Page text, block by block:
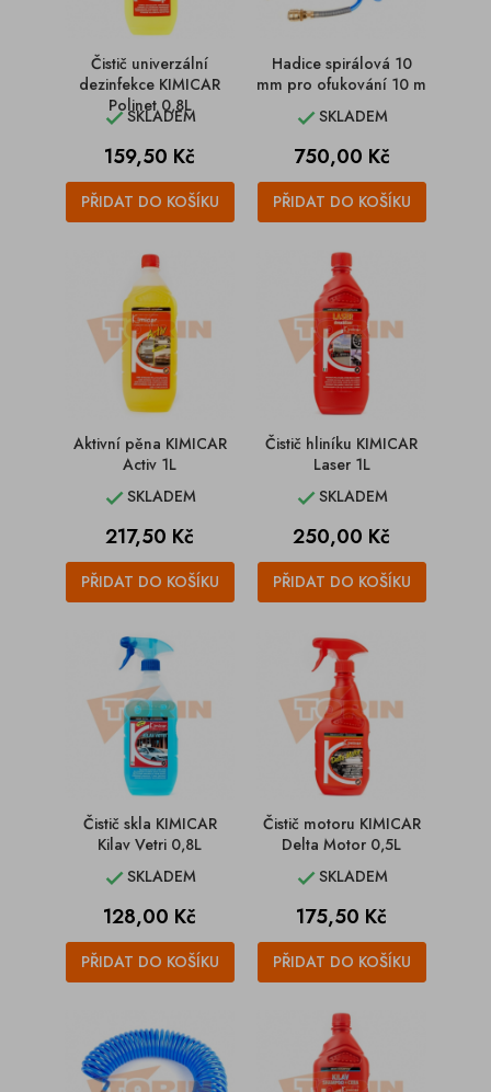
Čistič univerzální
dezinfekce KIMICAR
Polinet 0,8L
SKLADEM
Cena
159,50 Kč
PŘIDAT DO KOŠÍKU
Hadice spirálová 10
mm pro ofukování 10 m
SKLADEM
Cena
750,00 Kč
PŘIDAT DO KOŠÍKU
Aktivní pěna KIMICAR
Activ 1L
SKLADEM
Cena
217,50 Kč
PŘIDAT DO KOŠÍKU
Čistič hliníku KIMICAR
Laser 1L
SKLADEM
Cena
250,00 Kč
PŘIDAT DO KOŠÍKU
Čistič skla KIMICAR
Kilav Vetri 0,8L
SKLADEM
Cena
128,00 Kč
PŘIDAT DO KOŠÍKU
Čistič motoru KIMICAR
Delta Motor 0,5L
SKLADEM
Cena
175,50 Kč
PŘIDAT DO KOŠÍKU